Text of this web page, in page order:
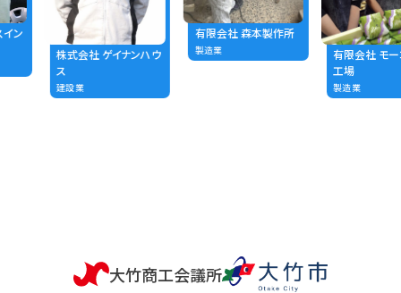
ン
株式会社 ゲイナンハウ
建設業
有限会社 森本製作所
製造業
有限会社 モー
工場
製造業
大竹商工会議所